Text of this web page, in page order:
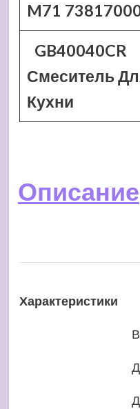
M71
GB40040CR
Смеситель
Кухни
Описание
Характеристики